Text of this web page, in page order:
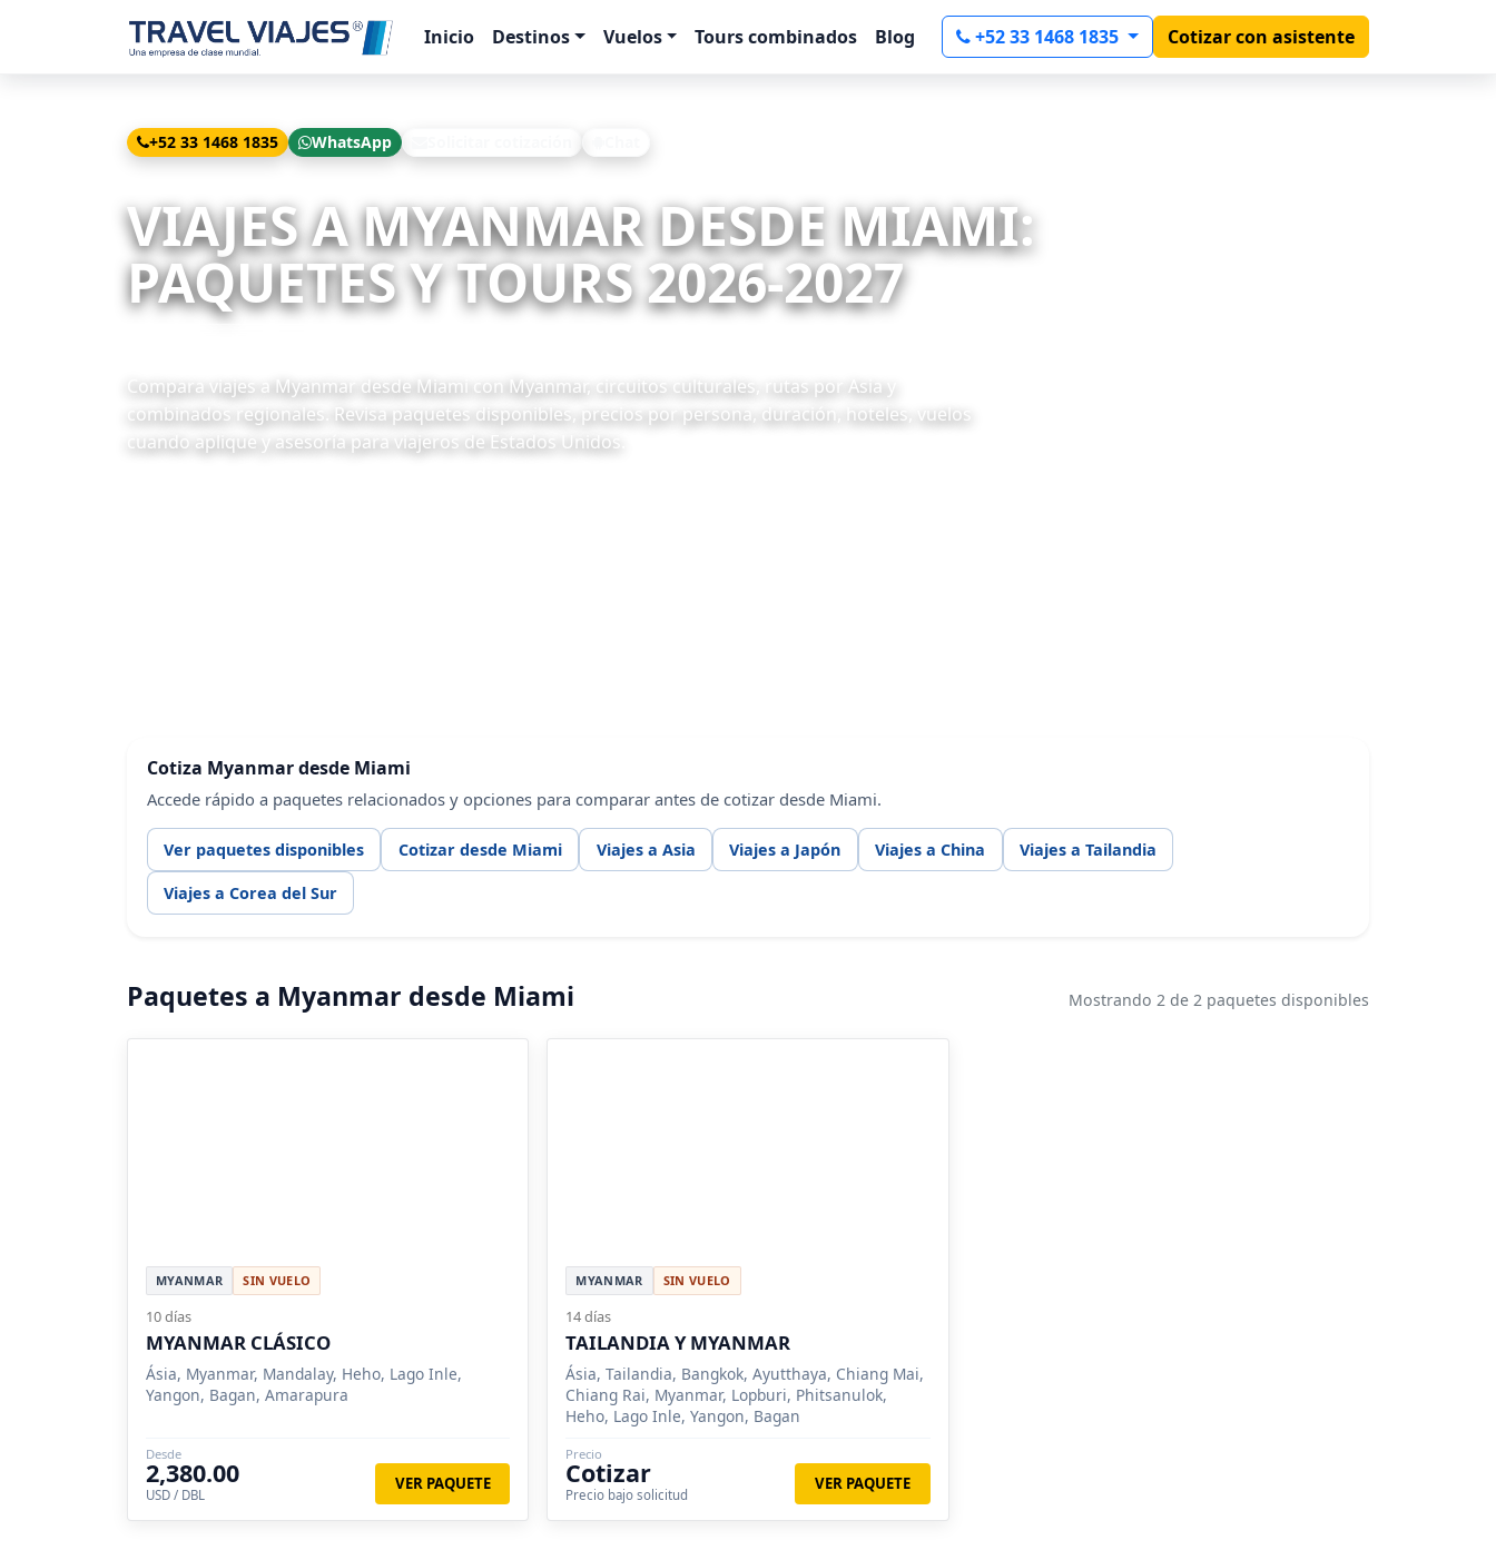
Inicio Destinos Vuelos Tours combinados Blog +52 33 1468 1835 Cotizar con asistente
+52 33 1468 1835 WhatsApp
VIAJES A MYANMAR DESDE MIAMI:
PAQUETES Y TOURS 2026-2027
Compara viajes a Myanmar desde Miami con Myanmar, circuitos culturales, rutas por Asia y
combinados regionales. Revisa paquetes disponibles, precios por persona, duración, hoteles, vuelos
cuando aplique y asesoría para viajeros de Estados Unidos.
Cotiza Myanmar desde Miami
Accede rápido a paquetes relacionados y opciones para comparar antes de cotizar desde Miami.
Ver paquetes disponibles Cotizar desde Miami Viajes a Asia Viajes a Japón Viajes a China Viajes a Tailandia
Viajes a Corea del Sur
Paquetes a Myanmar desde Miami Mostrando 2 de 2 paquetes disponibles
MYANMAR SIN VUELO
10 días
MYANMAR CLÁSICO
Ásia, Myanmar, Mandalay, Heho, Lago Inle,
Yangon, Bagan, Amarapura
Desde
2,380.00
USD / DBL
VER PAQUETE
MYANMAR SIN VUELO
14 días
TAILANDIA Y MYANMAR
Ásia, Tailandia, Bangkok, Ayutthaya, Chiang Mai,
Chiang Rai, Myanmar, Lopburi, Phitsanulok,
Heho, Lago Inle, Yangon, Bagan
Precio
Cotizar
Precio bajo solicitud
VER PAQUETE